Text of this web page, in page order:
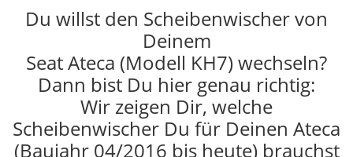
Du willst den Scheibenwischer von
Deinem
Seat Ateca (Modell KH7) wechseln?
Dann bist Du hier genau richtig:
Wir zeigen Dir, welche
Scheibenwischer Du für Deinen Ateca
(Baujahr 04/2016 bis heute) brauchst